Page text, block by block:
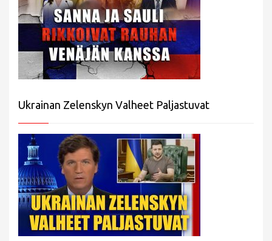
Ukrainan Zelenskyn Valheet Paljastuvat